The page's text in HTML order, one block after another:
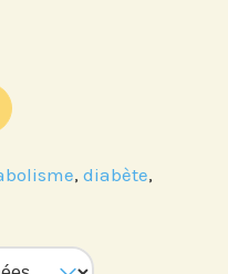
, diabète,